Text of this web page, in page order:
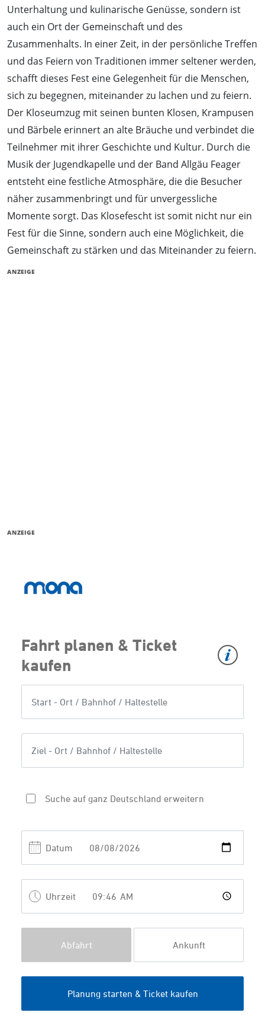
Unterhaltung und kulinarische Genüsse, sondern ist
auch ein Ort der Gemeinschaft und des
Zusammenhalts. In einer Zeit, in der persönliche Treffen
und das Feiern von Traditionen immer seltener werden,
schafft dieses Fest eine Gelegenheit für die Menschen,
sich zu begegnen, miteinander zu lachen und zu feiern.
Der Kloseumzug mit seinen bunten Klosen, Krampusen
und Bärbele erinnert an alte Bräuche und verbindet die
Teilnehmer mit ihrer Geschichte und Kultur. Durch die
Musik der Jugendkapelle und der Band Allgäu Feager
entsteht eine festliche Atmosphäre, die die Besucher
näher zusammenbringt und für unvergessliche
Momente sorgt. Das Klosefescht ist somit nicht nur ein
Fest für die Sinne, sondern auch eine Möglichkeit, die
Gemeinschaft zu stärken und das Miteinander zu feiern.
ANZEIGE
ANZEIGE